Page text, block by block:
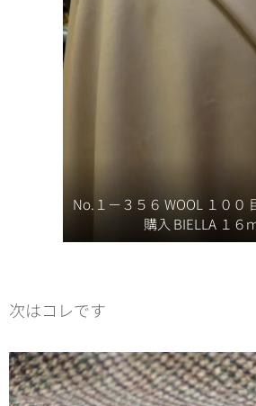
No.１－３５６ WOOL １００
購入 BIELLA １６
次はコレです